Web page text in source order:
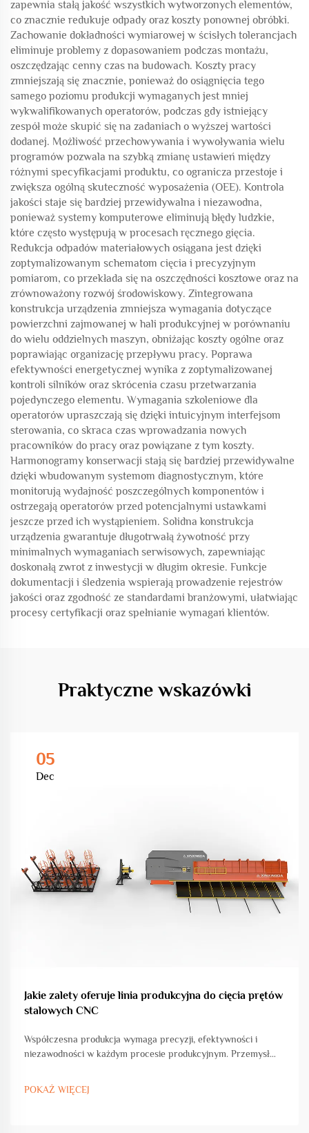
zapewnia stałą jakość wszystkich wytworzonych elementów,
co znacznie redukuje odpady oraz koszty ponownej obróbki.
Zachowanie dokładności wymiarowej w ścisłych tolerancjach
eliminuje problemy z dopasowaniem podczas montażu,
oszczędzając cenny czas na budowach. Koszty pracy
zmniejszają się znacznie, ponieważ do osiągnięcia tego
samego poziomu produkcji wymaganych jest mniej
wykwalifikowanych operatorów, podczas gdy istniejący
zespół może skupić się na zadaniach o wyższej wartości
dodanej. Możliwość przechowywania i wywoływania wielu
programów pozwala na szybką zmianę ustawień między
różnymi specyfikacjami produktu, co ogranicza przestoje i
zwiększa ogólną skuteczność wyposażenia (OEE). Kontrola
jakości staje się bardziej przewidywalna i niezawodna,
ponieważ systemy komputerowe eliminują błędy ludzkie,
które często występują w procesach ręcznego gięcia.
Redukcja odpadów materiałowych osiągana jest dzięki
zoptymalizowanym schematom cięcia i precyzyjnym
pomiarom, co przekłada się na oszczędności kosztowe oraz na
zrównoważony rozwój środowiskowy. Zintegrowana
konstrukcja urządzenia zmniejsza wymagania dotyczące
powierzchni zajmowanej w hali produkcyjnej w porównaniu
do wielu oddzielnych maszyn, obniżając koszty ogólne oraz
poprawiając organizację przepływu pracy. Poprawa
efektywności energetycznej wynika z zoptymalizowanej
kontroli silników oraz skrócenia czasu przetwarzania
pojedynczego elementu. Wymagania szkoleniowe dla
operatorów upraszczają się dzięki intuicyjnym interfejsom
sterowania, co skraca czas wprowadzania nowych
pracowników do pracy oraz powiązane z tym koszty.
Harmonogramy konserwacji stają się bardziej przewidywalne
dzięki wbudowanym systemom diagnostycznym, które
monitorują wydajność poszczególnych komponentów i
ostrzegają operatorów przed potencjalnymi ustawkami
jeszcze przed ich wystąpieniem. Solidna konstrukcja
urządzenia gwarantuje długotrwałą żywotność przy
minimalnych wymaganiach serwisowych, zapewniając
doskonałą zwrot z inwestycji w długim okresie. Funkcje
dokumentacji i śledzenia wspierają prowadzenie rejestrów
jakości oraz zgodność ze standardami branżowymi, ułatwiając
procesy certyfikacji oraz spełnianie wymagań klientów.
Praktyczne wskazówki
05
Dec
Jakie zalety oferuje linia produkcyjna do cięcia prętów
stalowych CNC
Współczesna produkcja wymaga precyzji, efektywności i
niezawodności w każdym procesie produkcyjnym. Przemysł
zaawansowanym technologiom automatyzacji, w tym liniom do
cięcia prętów stalowych CNC...
POKAŻ WIĘCEJ